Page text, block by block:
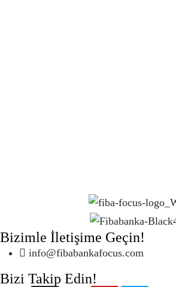
Bizimle İletişime Geçin!
info@fibabankafocus.com
Bizi Takip Edin!